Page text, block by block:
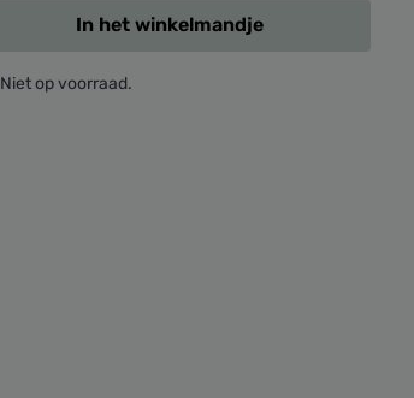
In het winkelmandje
Niet op voorraad.